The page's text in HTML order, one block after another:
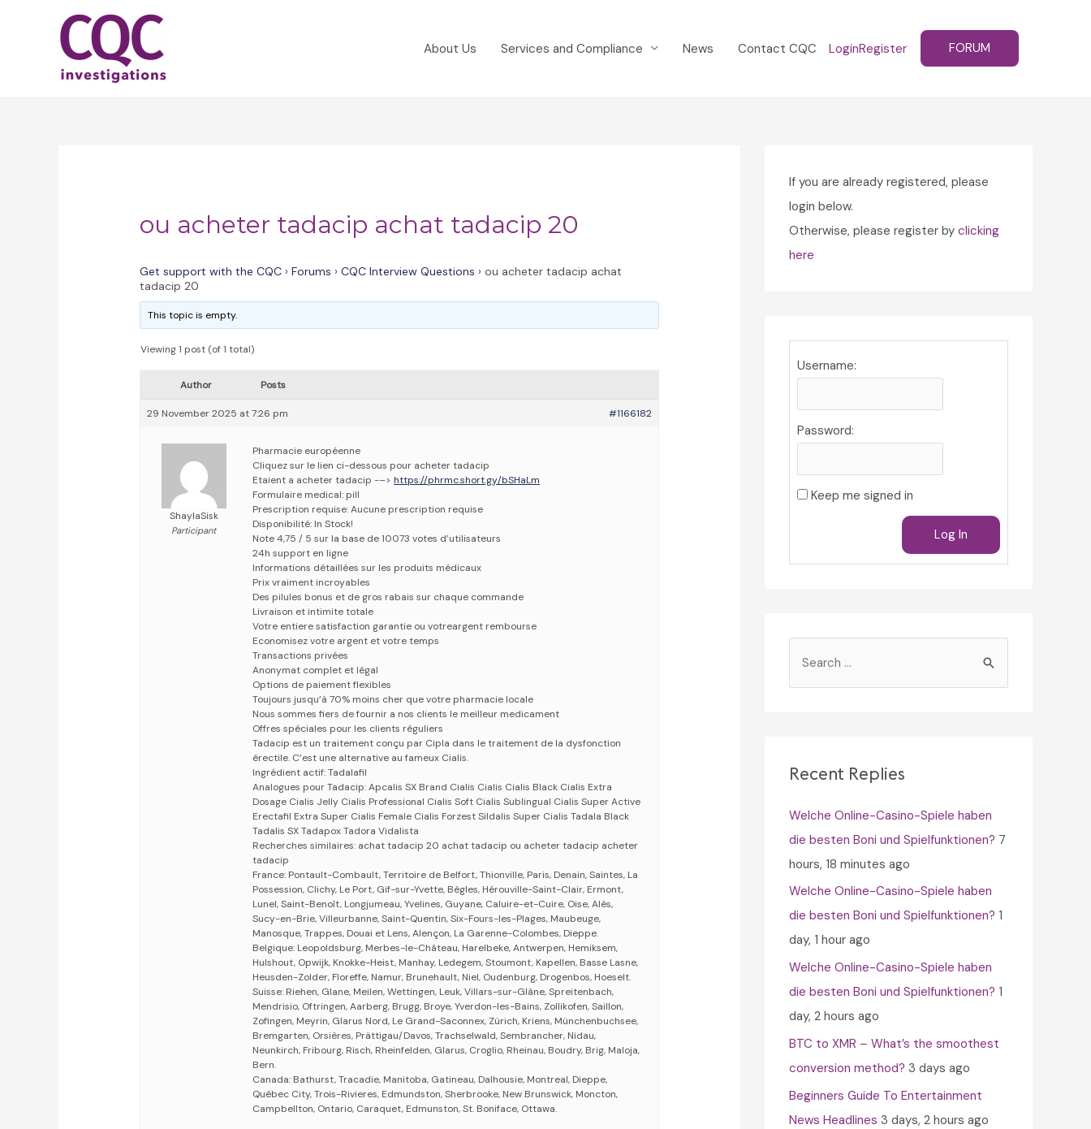
About Us Services and Compliance News Contact CQC LoginRegister FORUM
ou acheter tadacip achat tadacip 20
Get support with the CQC › Forums › CQC Interview Questions › ou acheter tadacip achat
tadacip 20
This topic is empty.
Viewing 1 post (of 1 total)
Author Posts
29 November 2025 at 7:26 pm #1166182
ShaylaSisk
Participant
Pharmacie européenne
Cliquez sur le lien ci-dessous pour acheter tadacip
Etaient a acheter tadacip -–>https://phrmc.short.gy/bSHaLm
Formulaire medical: pill
Prescription requise: Aucune prescription requise
Disponibilité: In Stock!
Note 4,75 / 5 sur la base de 10073 votes d’utilisateurs
24h support en ligne
Informations détaillées sur les produits médicaux
Prix vraiment incroyables
Des pilules bonus et de gros rabais sur chaque commande
Livraison et intimite totale
Votre entiere satisfaction garantie ou votreargent rembourse
Economisez votre argent et votre temps
Transactions privées
Anonymat complet et légal
Options de paiement flexibles
Toujours jusqu’à 70% moins cher que votre pharmacie locale
Nous sommes fiers de fournir a nos clients le meilleur medicament
Offres spéciales pour les clients réguliers
Tadacip est un traitement conçu par Cipla dans le traitement de la dysfonction
érectile. C’est une alternative au fameux Cialis.
Ingrédient actif: Tadalafil
Analogues pour Tadacip: Apcalis SX Brand Cialis Cialis Cialis Black Cialis Extra
Dosage Cialis Jelly Cialis Professional Cialis Soft Cialis Sublingual Cialis Super Active
Erectafil Extra Super Cialis Female Cialis Forzest Sildalis Super Cialis Tadala Black
Tadalis SX Tadapox Tadora Vidalista
Recherches similaires: achat tadacip 20 achat tadacip ou acheter tadacip acheter
tadacip
France: Pontault-Combault, Territoire de Belfort, Thionville, Paris, Denain, Saintes, La
Possession, Clichy, Le Port, Gif-sur-Yvette, Bègles, Hérouville-Saint-Clair, Ermont,
Lunel, Saint-Benoît, Longjumeau, Yvelines, Guyane, Caluire-et-Cuire, Oise, Alès,
Sucy-en-Brie, Villeurbanne, Saint-Quentin, Six-Fours-les-Plages, Maubeuge,
Manosque, Trappes, Douai et Lens, Alençon, La Garenne-Colombes, Dieppe.
Belgique: Leopoldsburg, Merbes-le-Château, Harelbeke, Antwerpen, Hemiksem,
Hulshout, Opwijk, Knokke-Heist, Manhay, Ledegem, Stoumont, Kapellen, Basse Lasne,
Heusden-Zolder, Floreffe, Namur, Brunehault, Niel, Oudenburg, Drogenbos, Hoeselt.
Suisse: Riehen, Glane, Meilen, Wettingen, Leuk, Villars-sur-Glâne, Spreitenbach,
Mendrisio, Oftringen, Aarberg, Brugg, Broye, Yverdon-les-Bains, Zollikofen, Saillon,
Zofingen, Meyrin, Glarus Nord, Le Grand-Saconnex, Zürich, Kriens, Münchenbuchsee,
Bremgarten, Orsières, Prättigau/Davos, Trachselwald, Sembrancher, Nidau,
Neunkirch, Fribourg, Risch, Rheinfelden, Glarus, Croglio, Rheinau, Boudry, Brig, Maloja,
Bern.
Canada: Bathurst, Tracadie, Manitoba, Gatineau, Dalhousie, Montreal, Dieppe,
Québec City, Trois-Rivieres, Edmundston, Sherbrooke, New Brunswick, Moncton,
Campbellton, Ontario, Caraquet, Edmunston, St. Boniface, Ottawa.
If you are already registered, please
login below.
Otherwise, please register by clicking
here
Username:
Password:
Keep me signed in
Log In
h
o
r
:
Recent Replies
Welche Online-Casino-Spiele haben
die besten Boni und Spielfunktionen? 7
hours, 18 minutes ago
Welche Online-Casino-Spiele haben
die besten Boni und Spielfunktionen? 1
day, 1 hour ago
Welche Online-Casino-Spiele haben
die besten Boni und Spielfunktionen? 1
day, 2 hours ago
BTC to XMR – What’s the smoothest
conversion method? 3 days ago
Beginners Guide To Entertainment
News Headlines 3 days, 2 hours ago